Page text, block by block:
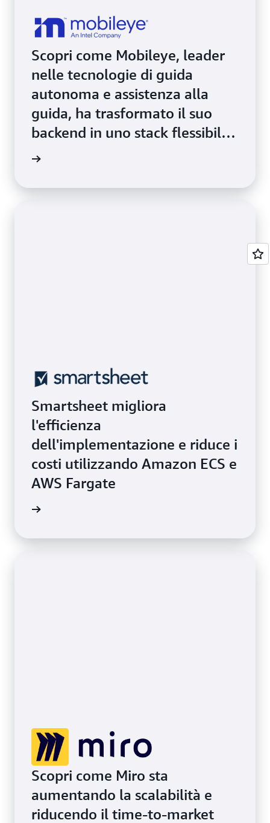
Scopri come Mobileye, leader
nelle tecnologie di guida
autonoma e assistenza alla
guida, ha trasformato il suo
backend in uno stack flessibile
e dinamico utilizzando Amazon
Smartsheet migliora
l'efficienza
dell'implementazione e riduce i
costi utilizzando Amazon ECS e
AWS Fargate
Scopri come Miro sta
aumentando la scalabilità e
riducendo il time-to-market